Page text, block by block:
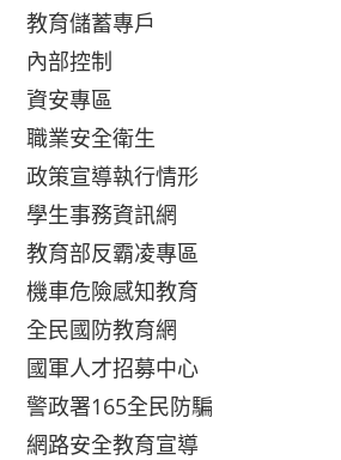
教育儲蓄專戶
內部控制
資安專區
職業安全衛生
政策宣導執行情形
學生事務資訊網
教育部反霸凌專區
機車危險感知教育
全民國防教育網
國軍人才招募中心
警政署165全民防騙
網路安全教育宣導